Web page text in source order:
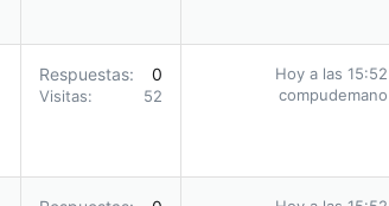
Respuestas 0
Visitas 52
Hoy a las 15:52
compudemano